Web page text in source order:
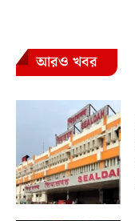
আরও খবর